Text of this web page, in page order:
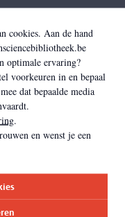
cookies. Aan de hand
optimale ervaring?
voorkeuren in en bepaal
dat bepaalde media
.
en wenst je een